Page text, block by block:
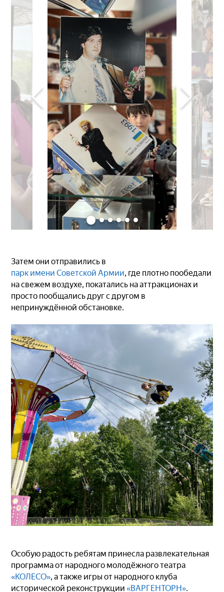
Затем они отправились в
парк имени Советской Армии, где плотно пообедали
на свежем воздухе, покатались на аттракционах и
просто пообщались друг с другом в
непринуждённой обстановке.
Особую радость ребятам принесла развлекательная
программа от народного молодёжного театра
«КОЛЕСО», а также игры от народного клуба
исторической реконструкции «ВАРГЕНТОРН».